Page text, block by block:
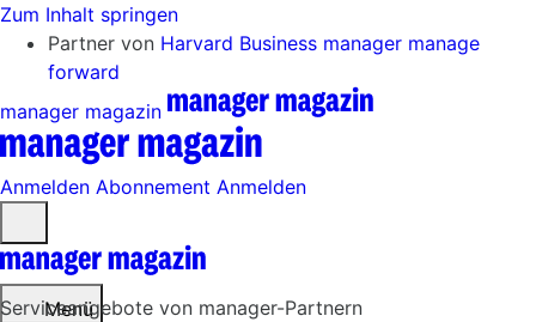
Zum Inhalt springen
Partner von Harvard Business manager manage
forward
manager magazin
Anmelden Abonnement Anmelden
öffnen
Menü
Serviceangebote von manager-Partnern